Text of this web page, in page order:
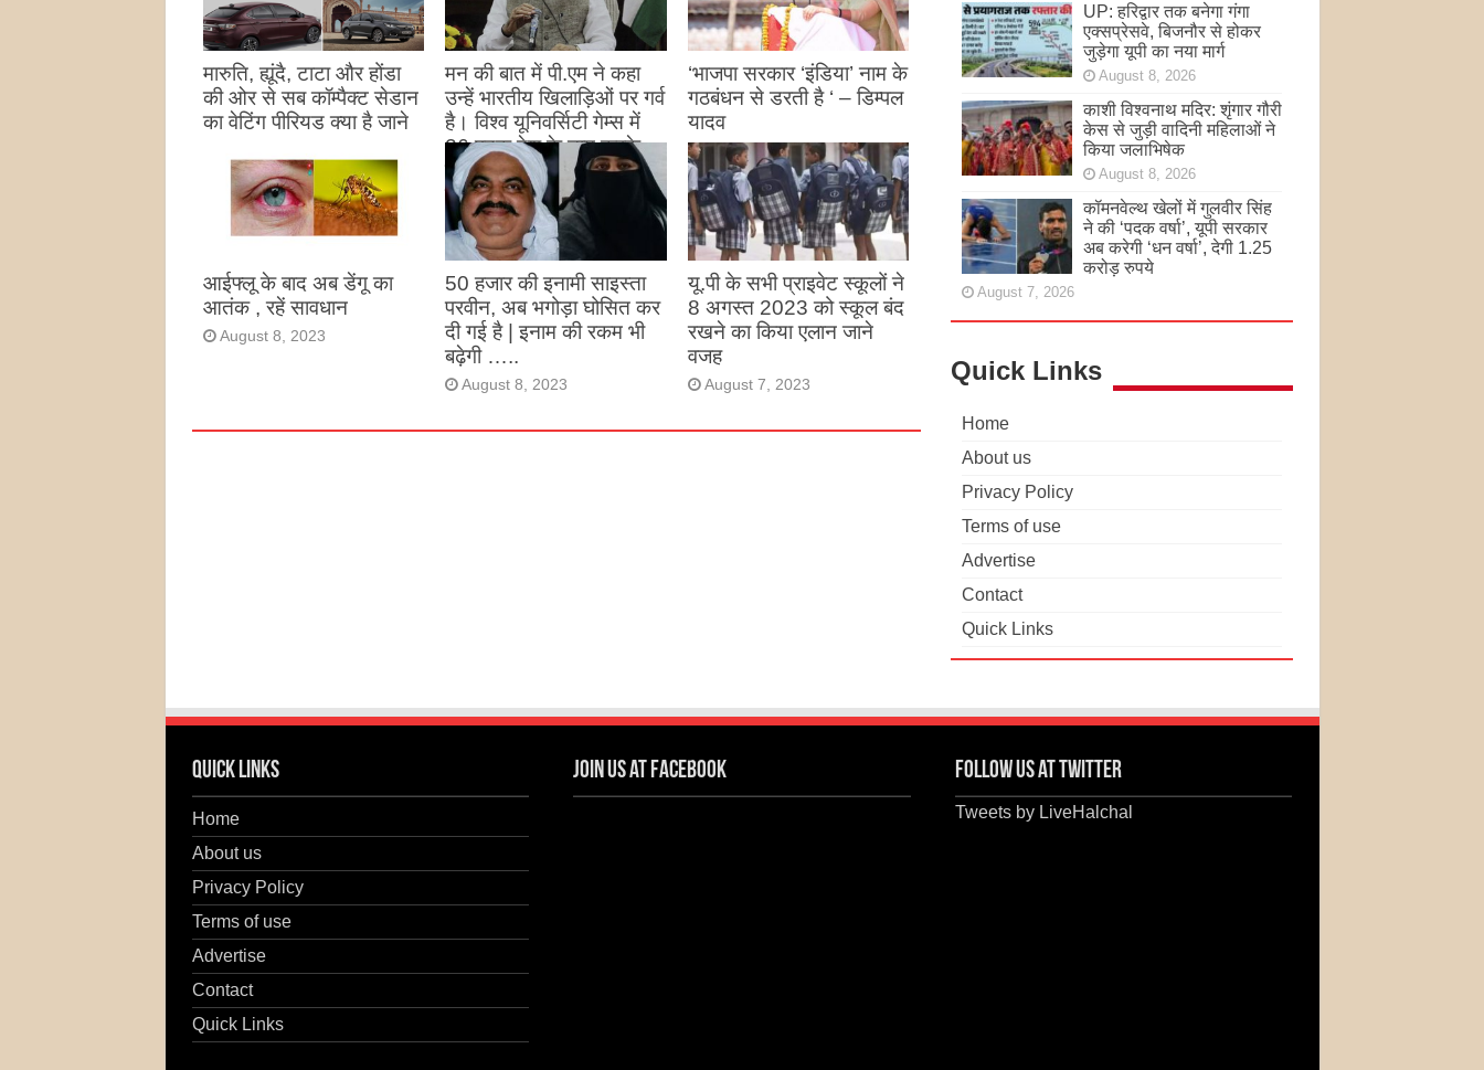
मारुति, ह्यूंदै, टाटा और होंडा
की ओर से सब कॉम्पैक्ट सेडान
का वेटिंग पीरियड क्या है जाने
मन की बात में पी.एम ने कहा
उन्हें भारतीय खिलाड़िओं पर गर्व
है। विश्व यूनिवर्सिटी गेम्स में
26 पदक देश के नाम करके
उन्होंने देश का नाम रोशन किया
है
August 27, 2023
‘भाजपा सरकार ‘इंडिया’ नाम के
गठबंधन से डरती है ‘ – डिम्पल
यादव
August 26, 2023
आईफ्लू के बाद अब डेंगू का
आतंक , रहें सावधान
August 8, 2023
50 हजार की इनामी साइस्ता
परवीन, अब भगोड़ा घोसित कर
दी गई है | इनाम की रकम भी
बढ़ेगी …..
August 8, 2023
यू.पी के सभी प्राइवेट स्कूलों ने
8 अगस्त 2023 को स्कूल बंद
रखने का किया एलान जाने
वजह
August 7, 2023
UP: हरिद्वार तक बनेगा गंगा
एक्सप्रेसवे, बिजनौर से होकर
जुड़ेगा यूपी का नया मार्ग
August 8, 2026
काशी विश्वनाथ मदिर: शृंगार गौरी
केस से जुड़ी वादिनी महिलाओं ने
किया जलाभिषेक
August 8, 2026
कॉमनवेल्थ खेलों में गुलवीर सिंह
ने की ‘पदक वर्षा’, यूपी सरकार
अब करेगी ‘धन वर्षा’, देगी 1.25
करोड़ रुपये
August 7, 2026
Quick Links
Home
About us
Privacy Policy
Terms of use
Advertise
Contact
Quick Links
Quick Links
Home
About us
Privacy Policy
Terms of use
Advertise
Contact
Quick Links
Join us at Facebook Follow us at Twitter
Tweets by LiveHalchal